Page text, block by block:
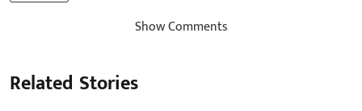
Show Comments
Related Stories